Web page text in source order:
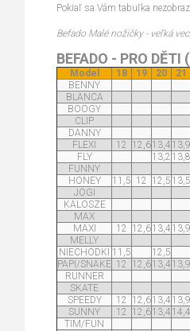
Pokiaľ sa Vám tabuľka
Befado Malé nožičky - veľká vec,
BEFADO - PRO
Model 18 19 20 21
BENNY
BLANCA
BOOGY
CLIP
DANNY
FLEXI
12 12,613,4 13,9
FLY
13,2 13,8
FUNNY
HONEY
11,5 12 12,5 13,5
JOGI
KALOSZE
MAX
MAXI
12 12,613,4 13,9
MELLY
NIECHODKI 11,5 12,5
PAPI/SNAKE 12 12,613,4 13,9
RUNNER
SKATE
SPEEDY
12 12,613,4 13,9
SUNNY
12 12,613,4 14,4
TIM/FUN